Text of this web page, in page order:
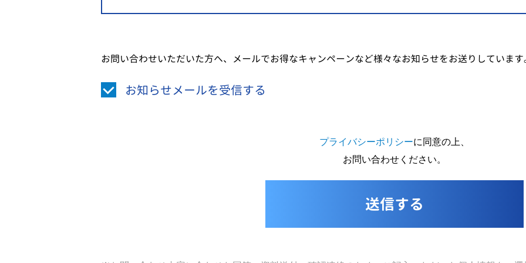
お問い合わせいただいた方へ、メールでお得なキャンペーンなど様々なお知らせをお送りしています
お知らせメールを受信する
プライバシーポリシーに同意の上、
お問い合わせください。